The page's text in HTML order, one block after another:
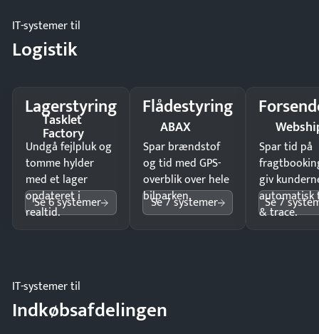
IT-systemer til
Logistik
Lagerstyring
Tasklet
Factory
Undgå fejlpluk og
tomme hylder
med et lager
opdateret i
realtid.
Se 6 systemer
Flådestyring
ABAX
Spar brændstof
og tid med GPS-
overblik over hele
bilparken.
Se 7 systemer
Spar tid på
giv
automatisk
& trace.
Se 7
IT-systemer til
Indkøbsafdelingen